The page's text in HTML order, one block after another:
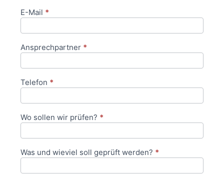
E-Mail *
Ansprechpartner *
Telefon *
Wo sollen wir prüfen? *
Was und wieviel soll geprüft werden? *